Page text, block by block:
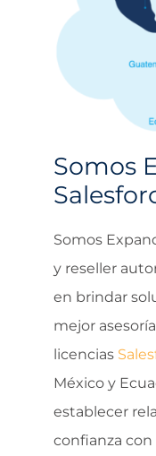
Somos
Somos
y reseller
en brindar
mejor
licencias
México y
establecer
confianza